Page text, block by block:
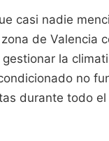
casi nadie
de Valencia
la
no
durante todo